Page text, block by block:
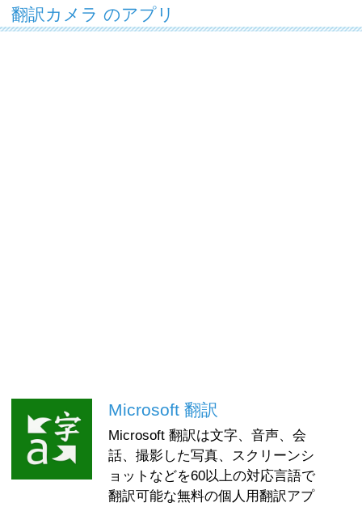
翻訳カメラ のアプリ
Microsoft 翻訳
Microsoft 翻訳は文字、音声、会
話、撮影した写真、スクリーンシ
ョットなどを60以上の対応言語で
翻訳可能な無料の個人用翻訳アプ